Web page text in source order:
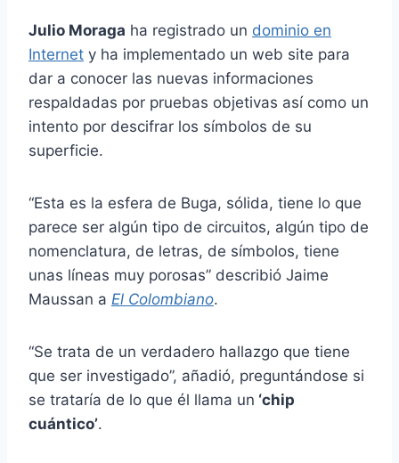
Julio Moraga ha registrado un dominio en
Internet y ha implementado un web site para
dar a conocer las nuevas informaciones
respaldadas por pruebas objetivas así como un
intento por descifrar los símbolos de su
superficie.
“Esta es la esfera de Buga, sólida, tiene lo que
parece ser algún tipo de circuitos, algún tipo de
nomenclatura, de letras, de símbolos, tiene
unas líneas muy porosas” describió Jaime
Maussan a El Colombiano.
“Se trata de un verdadero hallazgo que tiene
que ser investigado”, añadió, preguntándose si
se trataría de lo que él llama un ‘chip
cuántico’.